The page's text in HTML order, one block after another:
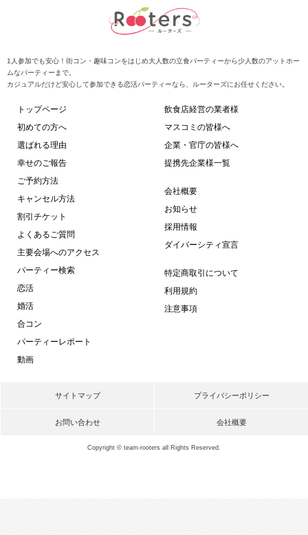
1人参加でも安心！街コン・趣味コンをはじめ大人数の立食パーティーから少人数のアットホー
ムなパーティーまで。
カジュアルだけど安心して参加できる恋活パーティーなら、ルーターズにお任せください。
トップページ
初めての方へ
選ばれる理由
幸せのご報告
ご予約方法
キャンセル方法
割引チケット
よくあるご質問
主要会場へのアクセス
パーティー検索
恋活
婚活
合コン
パーティーレポート
動画
飲食店経営の業者様
マスコミの皆様へ
企業・官庁の皆様へ
提携先企業様一覧
会社概要
お知らせ
採用情報
ダイバーシティ宣言
特定商取引について
利用規約
注意事項
サイトマップ プライバシーポリシー
お問い合わせ 会社概要
Copyright © team-rooters all Rights Reserved.